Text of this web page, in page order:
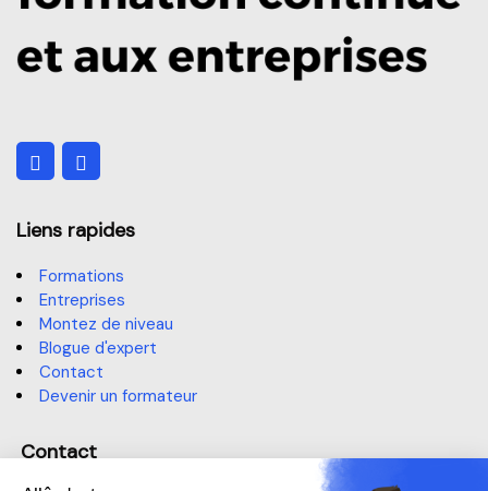
Liens rapides
Formations
Entreprises
Montez de niveau
Blogue d'expert
Contact
Devenir un formateur
Contact